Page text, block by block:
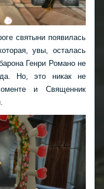
святыни появилась
увы, осталась
Генри Романо не
Но, это никак не
и Священник